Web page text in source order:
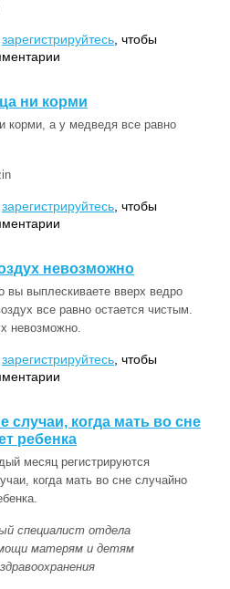
зарегистрируйтесь , чтобы
ни корми
корми, а у медведя все равно
зарегистрируйтесь , чтобы
невозможно
вы выплескиваете вверх ведро
все равно остается чистым.
невозможно.
зарегистрируйтесь , чтобы
случаи, когда мать во сне
ребенка
месяц регистрируются
когда мать во сне случайно
специалист отдела
матерям и детям